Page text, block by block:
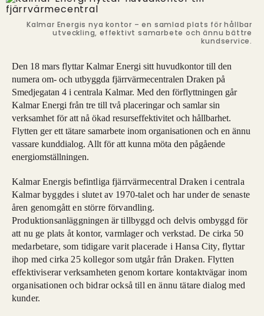
Kalmar Energis nya kontor – en samlad plats för hållbar
utveckling, effektivt samarbete och ännu bättre
kundservice.
Den 18 mars flyttar Kalmar Energi sitt huvudkontor till den
numera om- och utbyggda fjärrvärmecentralen Draken på
Smedjegatan 4 i centrala Kalmar. Med den förflyttningen går
Kalmar Energi från tre till två placeringar och samlar sin
verksamhet för att nå ökad resurseffektivitet och hållbarhet.
Flytten ger ett tätare samarbete inom organisationen och en ännu
vassare kunddialog. Allt för att kunna möta den pågående
energiomställningen.
Kalmar Energis befintliga fjärrvärmecentral Draken i centrala
Kalmar byggdes i slutet av 1970-talet och har under de senaste
åren genomgått en större förvandling.
Produktionsanläggningen är tillbyggd och delvis ombyggd för
att nu ge plats åt kontor, varmlager och verkstad. De cirka 50
medarbetare, som tidigare varit placerade i Hansa City, flyttar
ihop med cirka 25 kollegor som utgår från Draken. Flytten
effektiviserar verksamheten genom kortare kontaktvägar inom
organisationen och bidrar också till en ännu tätare dialog med
kunder.